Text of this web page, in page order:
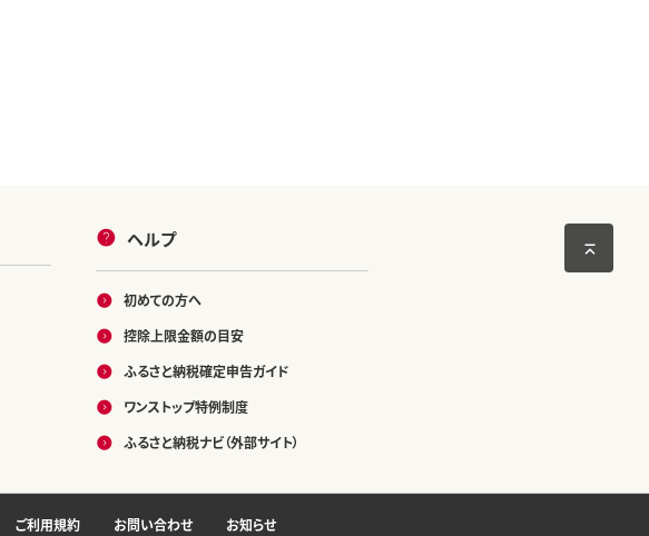
ヘルプ
初めての方へ
控除上限金額の目安
ふるさと納税確定申告ガイド
ワンストップ特例制度
ふるさと納税ナビ（外部サイト）
ご利用規約 お問い合わせ お知らせ